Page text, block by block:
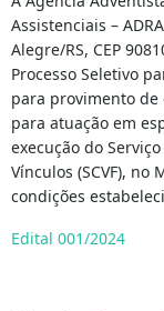
Assistenciais –
Alegre/RS, CEP
Processo Seletivo
para provimento de
para atuação em
execução do
Vínculos (SCVF),
condições
Edital 001/2024